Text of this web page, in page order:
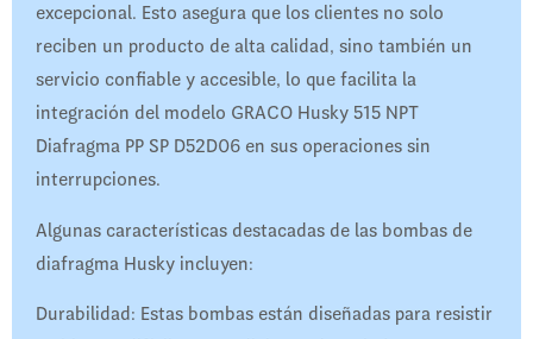
excepcional. Esto asegura que los clientes no solo
reciben un producto de alta calidad, sino también un
servicio confiable y accesible, lo que facilita la
integración del modelo GRACO Husky 515 NPT
Diafragma PP SP D52D06 en sus operaciones sin
interrupciones.
Algunas características destacadas de las bombas de
diafragma Husky incluyen:
Durabilidad: Estas bombas están diseñadas para resistir